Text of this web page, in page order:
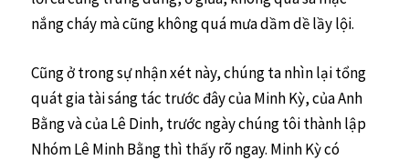
nắng cháy mà cũng không quá mưa dầm dề lầy lội.
Cũng ở trong sự nhận xét này, chúng ta nhìn lại tổng
quát gia tài sáng tác trước đây của Minh Kỳ, của Anh
Bằng và của Lê Dinh, trước ngày chúng tôi thành lập
Nhóm Lê Minh Bằng thì thấy rõ ngay. Minh Kỳ có